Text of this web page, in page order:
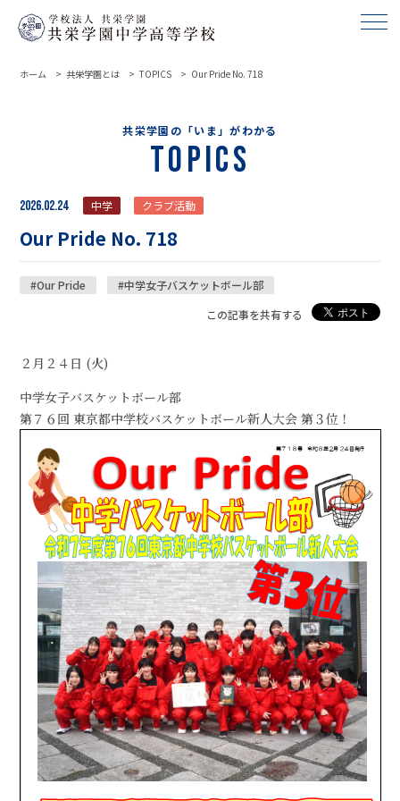
ホーム 共栄学園とは TOPICS Our Pride No. 718
共栄学園の「いま」がわかる
Topics
2026.02.24 中学 クラブ活動
Our Pride No. 718
#Our Pride
#中学女子バスケットボール部
この記事を共有する
２月２４日 (火)
中学女子バスケットボール部
第７６回 東京都中学校バスケットボール新人大会 第３位！